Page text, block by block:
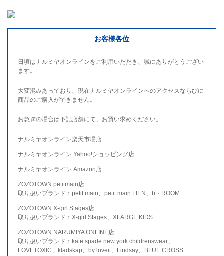
お客様各位
日頃はナルミヤオンラインをご利用いただき、誠にありがとうござい
ます。
大変混みあっており、現在ナルミヤオンラインへのアクセスならびに
商品のご購入ができません。
お急ぎの場合は下記店舗にて、お買い求めください。
ナルミヤオンライン楽天市場店
ナルミヤオンライン Yahoo!ショッピング店
ナルミヤオンライン Amazon店
ZOZOTOWN petitmain店
取り扱いブランド：petit main、petit main LIEN、b・ROOM
ZOZOTOWN X-girl Stages店
取り扱いブランド：X-girl Stages、XLARGE KIDS
ZOZOTOWN NARUMIYA ONLINE店
取り扱いブランド：kate spade new york childrenswear、
LOVETOXIC、kladskap、by loveit、Lindsay、BLUE CROSS